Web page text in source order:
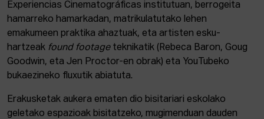
Experiencias Cinematográficas institutuan, berrogeita
hamarreko hamarkadan, matrikulatutako lehen
emakumeen praktika ahaztuak, eta artisten esku-
hartzeak found footageteknikatik (Rebeca Baron, Goug
Goodwin, eta Jen Proctor-en obrak) eta YouTubeko
bukaezineko fluxutik abiatuta.
Erakusketak aukera ematen dio bisitariari eskolako
geletako espazioak bisitatzeko, mugimenduan dauden